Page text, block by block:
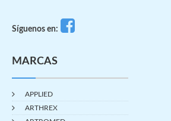
Síguenos en:
MARCAS
APPLIED
ARTHREX